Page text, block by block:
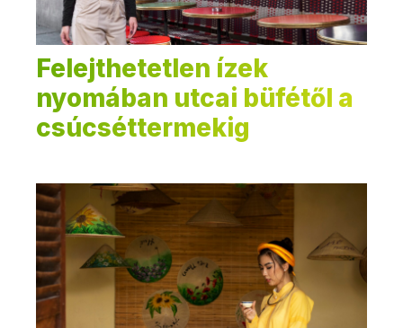
Felejthetetlen ízek
nyomában utcai büfétől a
csúcséttermekig